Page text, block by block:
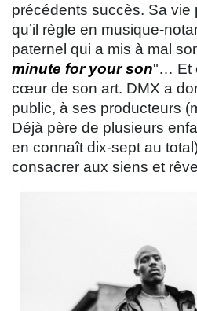
précédents succès. Sa vie
qu’il règle en musique-
paternel qui a mis à mal
minute for your son"… Et
cœur de son art. DMX a
public, à ses producteurs
Déjà père de plusieurs
en connaît dix-sept au
consacrer aux siens et